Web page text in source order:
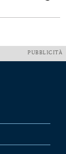
PUBBLICITÀ